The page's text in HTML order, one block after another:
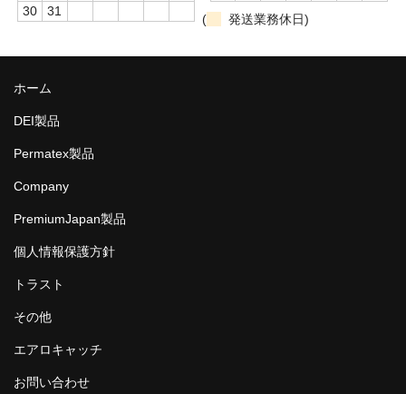
30
31
(
発送業務休日)
ホーム
DEI製品
Permatex製品
Company
PremiumJapan製品
個人情報保護方針
トラスト
その他
エアロキャッチ
お問い合わせ